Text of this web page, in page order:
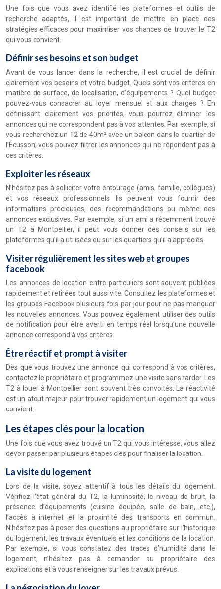
Une fois que vous avez identifié les plateformes et outils de
recherche adaptés, il est important de mettre en place des
stratégies efficaces pour maximiser vos chances de trouver le T2
qui vous convient.
Définir ses besoins et son budget
Avant de vous lancer dans la recherche, il est crucial de définir
clairement vos besoins et votre budget. Quels sont vos critères en
matière de surface, de localisation, d’équipements ? Quel budget
pouvez-vous consacrer au loyer mensuel et aux charges ? En
définissant clairement vos priorités, vous pourrez éliminer les
annonces qui ne correspondent pas à vos attentes. Par exemple, si
vous recherchez un T2 de 40m² avec un balcon dans le quartier de
l’Écusson, vous pouvez filtrer les annonces qui ne répondent pas à
ces critères.
Exploiter les réseaux
N’hésitez pas à solliciter votre entourage (amis, famille, collègues)
et vos réseaux professionnels. Ils peuvent vous fournir des
informations précieuses, des recommandations ou même des
annonces exclusives. Par exemple, si un ami a récemment trouvé
un T2 à Montpellier, il peut vous donner des conseils sur les
plateformes qu’il a utilisées ou sur les quartiers qu’il a appréciés.
Visiter régulièrement les sites web et groupes
facebook
Les annonces de location entre particuliers sont souvent publiées
rapidement et retirées tout aussi vite. Consultez les plateformes et
les groupes Facebook plusieurs fois par jour pour ne pas manquer
les nouvelles annonces. Vous pouvez également utiliser des outils
de notification pour être averti en temps réel lorsqu’une nouvelle
annonce correspond à vos critères.
Être réactif et prompt à visiter
Dès que vous trouvez une annonce qui correspond à vos critères,
contactez le propriétaire et programmez une visite sans tarder. Les
T2 à louer à Montpellier sont souvent très convoités. La réactivité
est un atout majeur pour trouver rapidement un logement qui vous
convient.
Les étapes clés pour la location
Une fois que vous avez trouvé un T2 qui vous intéresse, vous allez
devoir passer par plusieurs étapes clés pour finaliser la location.
La visite du logement
Lors de la visite, soyez attentif à tous les détails du logement.
Vérifiez l’état général du T2, la luminosité, le niveau de bruit, la
présence d’équipements (cuisine équipée, salle de bain, etc.),
l’accès à internet et la proximité des transports en commun.
N’hésitez pas à poser des questions au propriétaire sur l’historique
du logement, les travaux éventuels et les conditions de la location.
Par exemple, si vous constatez des traces d’humidité dans le
logement, n’hésitez pas à demander au propriétaire des
explications et à vous renseigner sur les travaux prévus.